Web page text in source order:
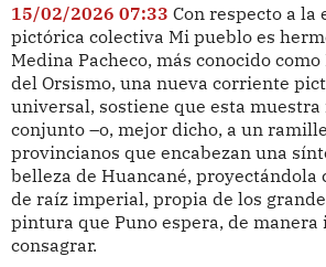
15/02/2026 07:33 Con respecto a la
pictórica colectiva Mi pueblo es
Medina Pacheco, más conocido
del Orsismo, una nueva corriente
universal, sostiene que esta muestra
conjunto –o, mejor dicho, a un
provincianos que encabezan una
belleza de Huancané, proyectándola
de raíz imperial, propia de los
pintura que Puno espera, de manera
consagrar.